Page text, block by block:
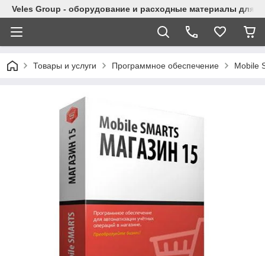
Veles Group - оборудование и расходные материалы для
Товары и услуги Программное обеспечение Mobile